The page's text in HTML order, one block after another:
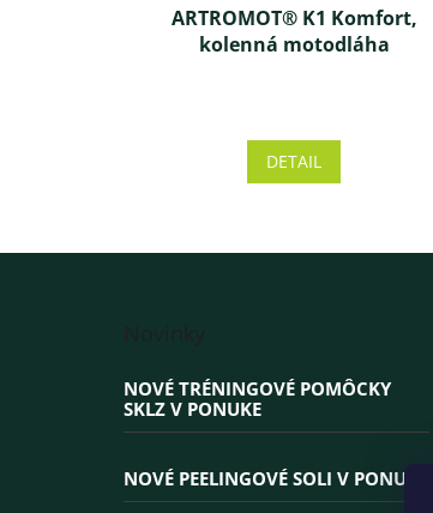
ARTROMOT® K1 Komfort,
kolenná motodláha
produktu
DETAIL
NOVÉ TRÉNINGOVÉ POMÔCKY
SKLZ V PONUKE
NOVÉ PEELINGOVÉ SOLI V PONUKE